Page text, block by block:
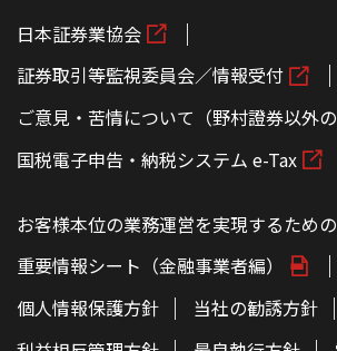
日本証券業協会
証券取引等監視委員会／情報受付
ご意見・苦情について（野村證券以外の
国税電子申告・納税システム e-Tax
お客様本位の業務運営を実現するため
重要情報シート（金融事業者編）
個人情報保護方針
当社の勧誘方針